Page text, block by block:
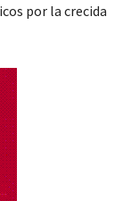
por la crecida